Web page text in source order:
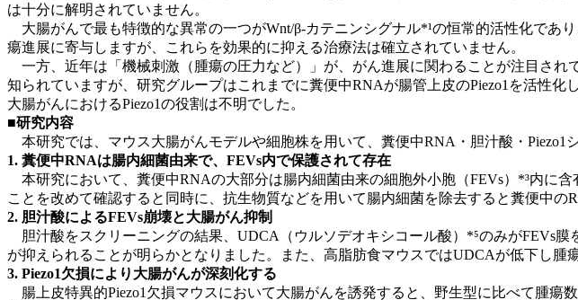
は十分に解明されていません。
大腸がんで最も特徴的な異常の一つがWnt/β-カテニンシグナル*¹の恒常的活性化であ
瘍進展に寄与しますが、これらを効果的に抑える治療法は確立されていません。
一方、近年は「機械刺激（腫瘍の圧力など）」が、がん進展に関わることが注目され
知られていますが、研究グループはこれまでに糞便中RNAが腸管上皮のPiezo1を活性
大腸がんにおけるPiezo1の役割は不明でした。
■研究内容
本研究では、マウス大腸がんモデルや細胞株を用いて、糞便中RNA・胆汁酸・Piezo1
1. 糞便中RNAは腸内細菌由来で、FEVs内で保護されて存在
本研究において、糞便中RNAの大部分は腸内細菌由来の細胞外小胞（FEVs）*³内に
ことを改めて確認すると同時に、抗生物質などを用いて腸内細菌を除去すると糞便中の
2. 胆汁酸によるFEVs崩壊と大腸がん抑制
胆汁酸をスクリーニングの結果、UDCA（ウルソデオキシコール酸）*⁵のみがFEVs
が抑えられることが明らかとなりました。また、高脂肪食マウスではUDCAが低下し
3. Piezo1欠損により大腸がんが深刻化する
腸上皮特異的Piezo1欠損マウスにおいて大腸がんを誘発すると
野生型に比べて腫瘍